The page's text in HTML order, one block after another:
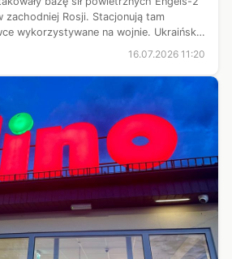
zachodniej Rosji. Stacjonują tam
wykorzystywane na wojnie. Ukraińska
16.07.2026 11:20